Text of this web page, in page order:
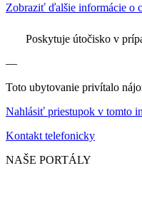
Zobraziť ďalšie informácie o
Poskytuje útočisko v
—
Toto ubytovanie privítalo
Nahlásiť priestupok v tomto
Kontakt telefonicky
NAŠE PORTÁLY